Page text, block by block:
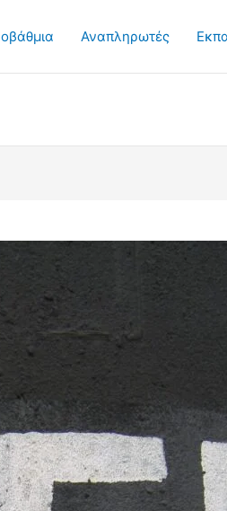
Αναπληρωτές